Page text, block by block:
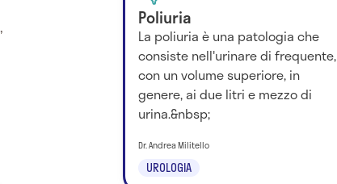
, Poliuria
La poliuria è una patologia che
consiste nell'urinare di frequente,
con un volume superiore, in
genere, ai due litri e mezzo di
urina.&nbsp;
UROLOGIA
Dr. Andrea Militello